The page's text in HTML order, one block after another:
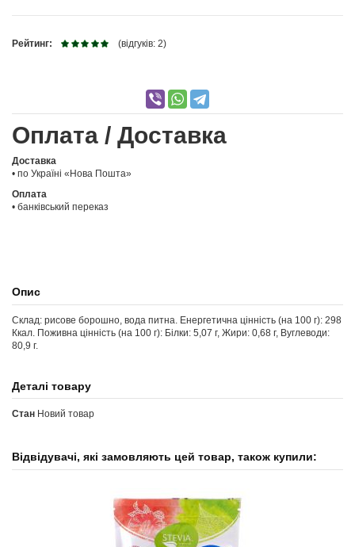
Рейтинг: (відгуків: 2)
Оплата / Доставка
Доставка
• по Україні «Нова Пошта»
Оплата
• банківський переказ
Опис
Склад: рисове борошно, вода питна. Енергетична цінність (на 100 г): 298
Ккал. Поживна цінність (на 100 г): Білки: 5,07 г, Жири: 0,68 г, Вуглеводи:
80,9 г.
Деталі товару
Стан Новий товар
Відвідувачі, які замовляють цей товар, також купили: